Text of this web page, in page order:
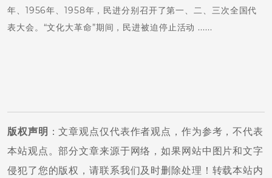
年、1956年、1958年，民进分别召开了第一、二、三次全国代
表大会。“文化大革命”期间，民进被迫停止活动 ......
版权声明 ：文章观点仅代表作者观点，作为参考，不代表
本站观点。部分文章来源于网络，如果网站中图片和文字
侵犯了您的版权，请联系我们及时删除处理！转载本站内